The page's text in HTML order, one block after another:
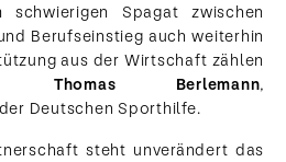
Spagat zwischen
Berufseinstieg auch weiterhin
aus der Wirtschaft zählen
Thomas Berlemann,
Deutschen Sporthilfe.
steht unverändert das